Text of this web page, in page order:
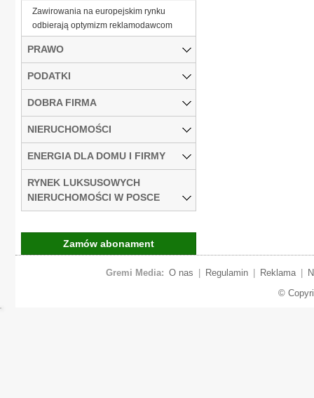
Zawirowania na europejskim rynku
odbierają optymizm reklamodawcom
PRAWO
PODATKI
DOBRA FIRMA
NIERUCHOMOŚCI
ENERGIA DLA DOMU I FIRMY
RYNEK LUKSUSOWYCH
NIERUCHOMOŚCI W POSCE
Zamów abonament
Gremi Media: O nas Regulamin Reklama
©